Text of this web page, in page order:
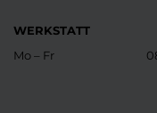
WERKSTATT
Mo – Fr